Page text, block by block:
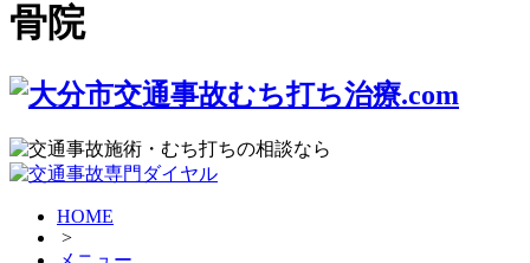
骨院
HOME
>